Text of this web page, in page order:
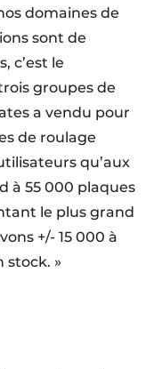
domaines de
sont de
c’est le
groupes de
a vendu pour
de roulage
qu’aux
à 55 000 plaques
le plus grand
+/- 15 000 à
stock. »